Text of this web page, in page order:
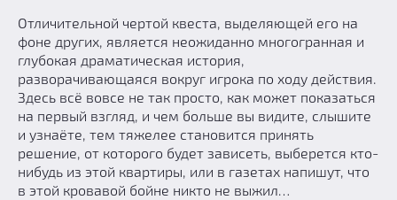
Отличительной чертой квеста, выделяющей его на
фоне других, является неожиданно многогранная и
глубокая драматическая история,
разворачивающаяся вокруг игрока по ходу действия.
Здесь всё вовсе не так просто, как может показаться
на первый взгляд, и чем больше вы видите, слышите
и узнаёте, тем тяжелее становится принять
решение, от которого будет зависеть, выберется кто-
нибудь из этой квартиры, или в газетах напишут, что
в этой кровавой бойне никто не выжил…